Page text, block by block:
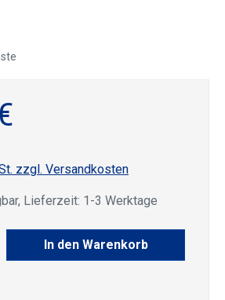
zzgl. Versandkosten
Lieferzeit: 1-3 Werktage
Gib den gewünschten
In den Warenkorb